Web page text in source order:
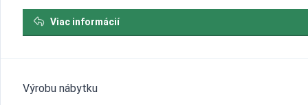
Viac informácií
Výrobu nábytku